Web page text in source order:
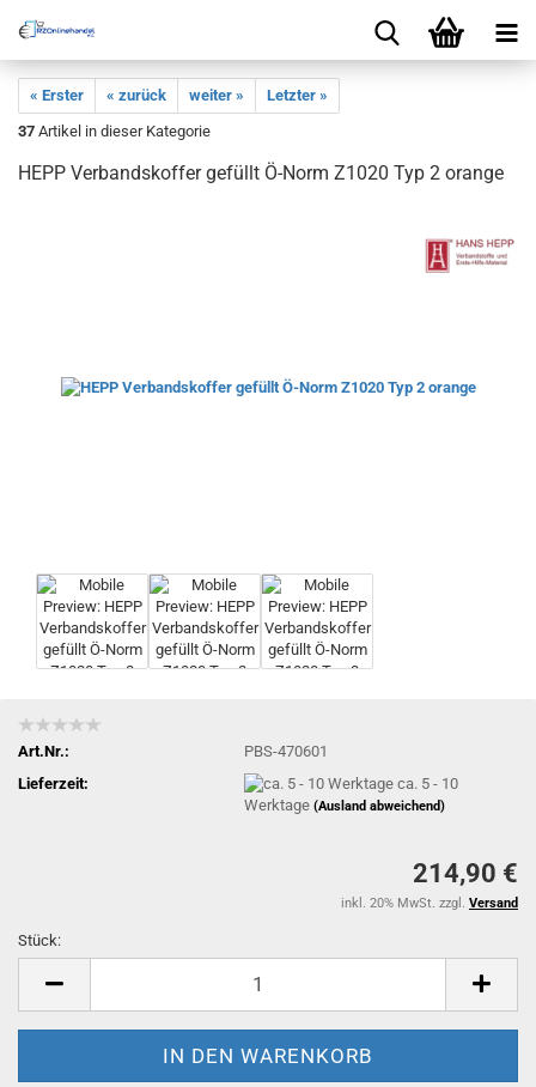
« Erster « zurück weiter »
Letzter »
37 Artikel in dieser Kategorie
HEPP Verbandskoffer gefüllt Ö-Norm Z1020 Typ 2 orange
Art.Nr.:
PBS-470601
Lieferzeit:
ca. 5 - 10
Werktage(Ausland abweichend)
214,90 €
inkl. 20% MwSt. zzgl. Versand
Stück: